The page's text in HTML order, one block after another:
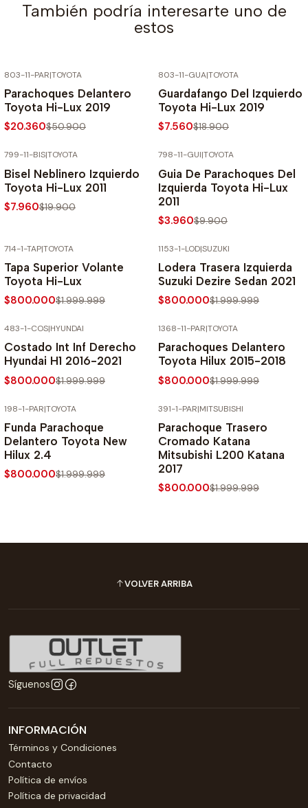
También podría interesarte uno de
estos
803-11-PAR|TOYOTA
Parachoques Delantero
Toyota Hi-Lux 2019
$20.360$50.900
803-11-GUA|TOYOTA
Guardafango Del Izquierdo
Toyota Hi-Lux 2019
$7.560$18.900
799-11-BIS|TOYOTA
Bisel Neblinero Izquierdo
Toyota Hi-Lux 2011
$7.960$19.900
798-11-GUI|TOYOTA
Guia De Parachoques Del
Izquierda Toyota Hi-Lux
2011
$3.960$9.900
714-1-TAP|TOYOTA
Tapa Superior Volante
Toyota Hi-Lux
$800.000$1.999.999
1153-1-LOD|SUZUKI
Lodera Trasera Izquierda
Suzuki Dezire Sedan 2021
$800.000$1.999.999
483-1-COS|HYUNDAI
Costado Int Inf Derecho
Hyundai H1 2016-2021
$800.000$1.999.999
1368-11-PAR|TOYOTA
Parachoques Delantero
Toyota Hilux 2015-2018
$800.000$1.999.999
198-1-PAR|TOYOTA
Funda Parachoque
Delantero Toyota New
Hilux 2.4
$800.000$1.999.999
391-1-PAR|MITSUBISHI
Parachoque Trasero
Cromado Katana
Mitsubishi L200 Katana
2017
$800.000$1.999.999
VOLVER ARRIBA
Síguenos
INFORMACIÓN
Términos y Condiciones
Contacto
Política de envíos
Política de privacidad